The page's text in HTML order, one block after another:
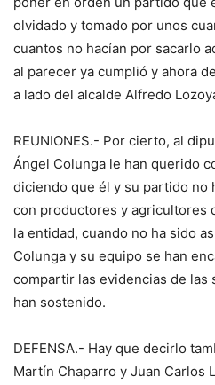
olvidado y tomado por unos
cuantos no hacían por sacarlo
al parecer ya cumplió y ahora
a lado del alcalde Alfredo
REUNIONES.- Por cierto, al
Ángel Colunga le han querido
diciendo que él y su partido no
con productores y agricultores
la entidad, cuando no ha sido
Colunga y su equipo se han
compartir las evidencias de las
han sostenido.
DEFENSA.- Hay que decirlo
Martín Chaparro y Juan Carlos